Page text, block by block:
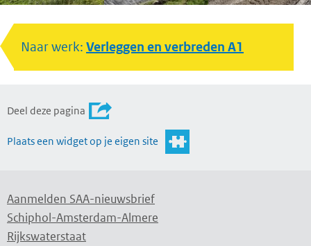
Naar werk: Verleggen en verbreden A1
Deel deze pagina
Plaats een widget op je eigen site
Aanmelden SAA-nieuwsbrief
Schiphol-Amsterdam-Almere
Rijkswaterstaat